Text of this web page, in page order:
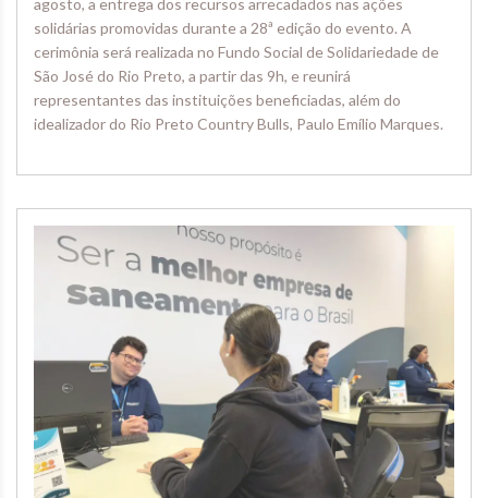
agosto, a entrega dos recursos arrecadados nas ações
solidárias promovidas durante a 28ª edição do evento. A
cerimônia será realizada no Fundo Social de Solidariedade de
São José do Rio Preto, a partir das 9h, e reunirá
representantes das instituições beneficiadas, além do
idealizador do Rio Preto Country Bulls, Paulo Emílio Marques.